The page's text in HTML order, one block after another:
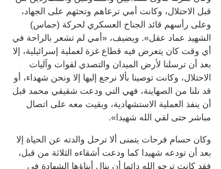
قبل الاحتلال، وكانت أمي ترعاهم وتحثهم على الجهاد،
وعلى رأسهم قائد الجناح العسكري لحركة (حماس)
الشهيد عماد عقل». ويضيف، «أمي لم تشعر بالراحة في
أي وقت كان يتعرض فيه قطاع غزة لعملية إسرائيلية، إلا
بعد أن ترسلنا لأرض الميدان والتصدي لقوات وآليات
الاحتلال، وكانت توصينا بألا نرجع إليها إلا ونحن شهداء، أو
قد نلنا من الصهاينة، فهي التي ودعت شقيقي محمد قبل
أن ينفذ العملية الاستشهادية، وبقيت معه على اتصال
مباشر حتى لقي الله شهيدا».
وكان حسام فرحات يتمنى ألا ترحل والدته عن الحياة إلا
بعد أن تودعه شهيدا كما ودعت أشقاءه الثلاثة من قبل،
فقد كانت ترجو الله دائما أن ينال أبناؤها الشهادة في